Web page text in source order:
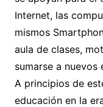
Internet, las
mismos
aula de clases,
sumarse a nuevos
A principios de
educación en la